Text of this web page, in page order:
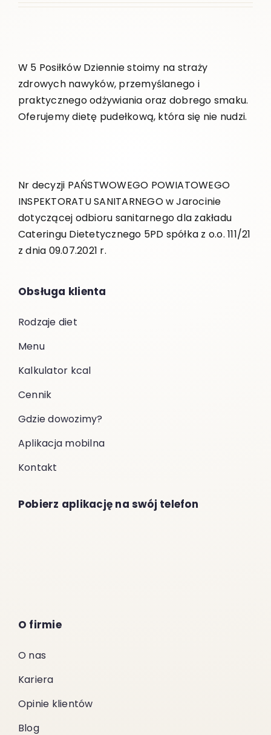
W 5 Posiłków Dziennie stoimy na straży
zdrowych nawyków, przemyślanego i
praktycznego odżywiania oraz dobrego smaku.
Oferujemy dietę pudełkową, która się nie nudzi.
Nr decyzji PAŃSTWOWEGO POWIATOWEGO
INSPEKTORATU SANITARNEGO w Jarocinie
dotyczącej odbioru sanitarnego dla zakładu
Cateringu Dietetycznego 5PD spółka z o.o. 111/21
z dnia 09.07.2021 r.
Obsługa klienta
Rodzaje diet
Menu
Kalkulator kcal
Cennik
Gdzie dowozimy?
Aplikacja mobilna
Kontakt
Pobierz aplikację na swój telefon
O firmie
O nas
Kariera
Opinie klientów
Blog